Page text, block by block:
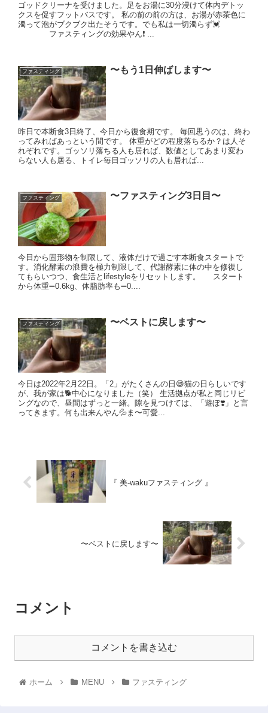
ゴッドクリーナを受けました。足をお湯に30分浸けて体内デトッ
クスを促すフットバスです。 私の前の前の方は、お湯が赤茶色に
濁って泡がブクブク出たそうです。でも私は一切濁らず💓
ファスティングの効果やん❗️ ...
ファスティング 〜もう1日伸ばします〜
昨日で本断食3日終了、今日から復食期です。 毎回思うのは、終わ
ってみればあっという間です。 体重がどの程度落ちるか？は人そ
れぞれです。ゴッソリ落ちる人も居れば、数値としてあまり変わ
らない人も居る、トイレ毎日ゴッソリの人も居れば...
ファスティング 〜ファスティング3日目〜
今日から固形物を制限して、液体だけで過ごす本断食スタートで
す。消化酵素の浪費を極力制限して、代謝酵素に体の中を修復し
てもらいつつ、食生活とlifestyleをリセットします。 スタート
から体重➖0.6kg、体脂肪率も➖0....
ファスティング 〜ベストに戻します〜
今日は2022年2月22日。「2」がたくさんの日😄猫の日らしいです
が、我が家は🐕中心になりました（笑） 生活拠点が私と同じリビ
ングなので、昼間はずっと一緒。隙を見つけては、「遊ぼ❣️」と言
ってきます。何も出来んやん💦ま〜可愛...
『 美-wakuファスティング 』
〜ベストに戻します〜
コメント
コメントを書き込む
ホーム MENU ファスティング